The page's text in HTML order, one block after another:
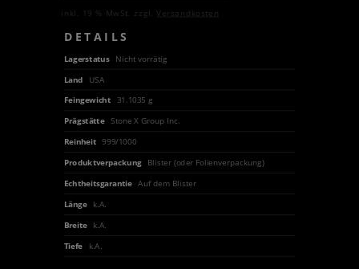
inkl. 19 % MwSt. zzgl.Versandkosten
DETAILS
Lagerstatus Nicht vorrätig
Land
USA
Feingewicht
31.1035 g
Prägstätte Stone X Group Inc.
Reinheit 999/1000
Produktverpackung
Blister (oder Folienverpackung)
Echtheitsgarantie Auf dem Blister
Länge
k.A.
Breite
k.A.
Tiefe
k.A.